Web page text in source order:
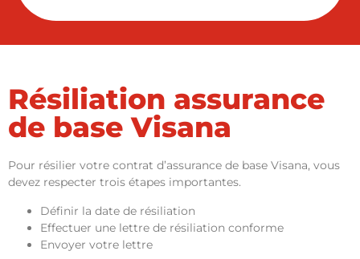
Résiliation assurance
de base Visana
Pour résilier votre contrat d’assurance de base Visana, vous
devez respecter trois étapes importantes.
Définir la date de résiliation
Effectuer une lettre de résiliation conforme
Envoyer votre lettre